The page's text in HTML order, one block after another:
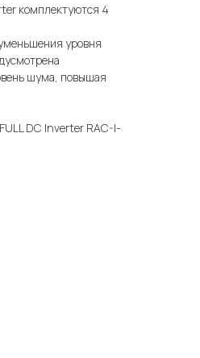
комплектуются 4
уровня
шума, повышая
DC Inverter RAC-I-